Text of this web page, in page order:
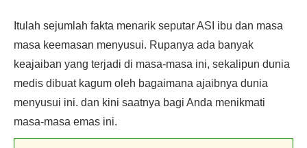
Itulah sejumlah fakta menarik seputar ASI ibu dan masa
masa keemasan menyusui. Rupanya ada banyak
keajaiban yang terjadi di masa-masa ini, sekalipun dunia
medis dibuat kagum oleh bagaimana ajaibnya dunia
menyusui ini. dan kini saatnya bagi Anda menikmati
masa-masa emas ini.